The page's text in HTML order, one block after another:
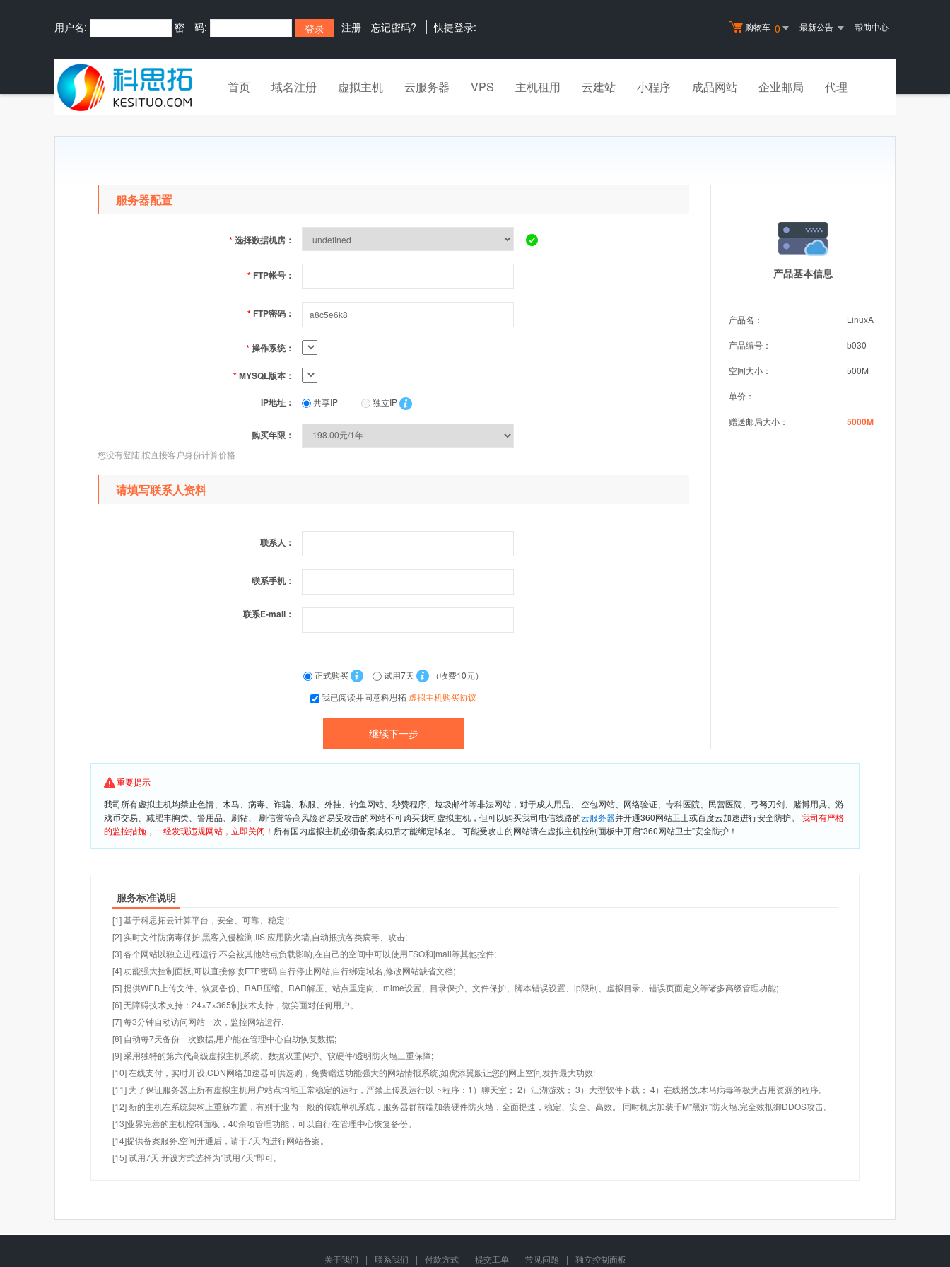
购物车 0 最新公告 帮助中心
用户名: 密 码: 注册 忘记密码? 快捷登录:
首页 域名注册 虚拟主机 云服务器 VPS 主机租用 云建站 小程序 成品网站 企业邮局 代理
产品基本信息
产品名： LinuxA
产品编号： b030
空间大小： 500M
单价：
赠送邮局大小： 5000M
服务器配置
*选择数据机房：
* FTP帐号：
* FTP密码：
*操作系统：
*MYSQL版本：
IP地址： 共享IP 独立IP
购买年限：
您没有登陆,按直接客户身份计算价格
请填写联系人资料
联系人：
联系手机：
联系E-mail：
正式购买 试用7天
（收费10元）
我已阅读并同意科思拓 虚拟主机购买协议
重要提示
我司所有虚拟主机均禁止色情、木马、病毒、诈骗、私服、外挂、钓鱼网站、秒赞程序、垃圾邮件等非法网站，对于成人用品、 空包网站、网络验证、专科医院、民营医院、弓驽刀剑、赌博用具、游
戏币交易、减肥丰胸类、警用品、刷钻、 刷信誉等高风险容易受攻击的网站不可购买我司虚拟主机，但可以购买我司电信线路的云服务器并开通360网站卫士或百度云加速进行安全防护。 我司有严格
的监控措施，一经发现违规网站，立即关闭！ 所有国内虚拟主机必须备案成功后才能绑定域名。 可能受攻击的网站请在虚拟主机控制面板中开启“360网站卫士”安全防护！
服务标准说明
[1] 基于科思拓云计算平台，安全、可靠、稳定!;
[2] 实时文件防病毒保护,黑客入侵检测,IIS 应用防火墙,自动抵抗各类病毒、攻击;
[3] 各个网站以独立进程运行,不会被其他站点负载影响,在自己的空间中可以使用FSO和jmail等其他控件;
[4] 功能强大控制面板,可以直接修改FTP密码,自行停止网站,自行绑定域名,修改网站缺省文档;
[5] 提供WEB上传文件、恢复备份、RAR压缩、RAR解压、站点重定向、mime设置、目录保护、文件保护、脚本错误设置、ip限制、虚拟目录、错误页面定义等诸多高级管理功能;
[6] 无障碍技术支持：24×7×365制技术支持，微笑面对任何用户。
[7] 每3分钟自动访问网站一次，监控网站运行.
[8] 自动每7天备份一次数据,用户能在管理中心自助恢复数据;
[9] 采用独特的第六代高级虚拟主机系统、数据双重保护、软硬件/透明防火墙三重保障;
[10] 在线支付，实时开设,CDN网络加速器可供选购，免费赠送功能强大的网站情报系统,如虎添翼般让您的网上空间发挥最大功效!
[11] 为了保证服务器上所有虚拟主机用户站点均能正常稳定的运行，严禁上传及运行以下程序：1）聊天室； 2）江湖游戏； 3）大型软件下载； 4）在线播放,木马病毒等极为占用资源的程序。
[12] 新的主机在系统架构上重新布置，有别于业内一般的传统单机系统，服务器群前端加装硬件防火墙，全面提速，稳定、安全、高效。 同时机房加装千M"黑洞"防火墙,完全效抵御DDOS攻击。
[13]业界完善的主机控制面板，40余项管理功能，可以自行在管理中心恢复备份。
[14]提供备案服务,空间开通后，请于7天内进行网站备案。
[15] 试用7天.开设方式选择为"试用7天"即可。
关于我们 | 联系我们 | 付款方式 | 提交工单 | 常见问题 | 独立控制面板